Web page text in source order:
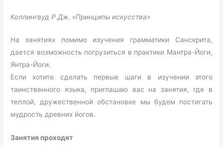
Коллингвуд Р.Дж. «Принципы искусства»
На занятиях помимо изучения грамматики Санскрита,
дается возможность погрузиться в практики Мантра-Йоги,
Янтра-Йоги.
Если хотите сделать первые шаги в изучении этого
таинственного языка, приглашаю вас на занятия, где в
теплой, дружественной обстановке мы будем постигать
мудрость древних йогов.
Занятия проходят